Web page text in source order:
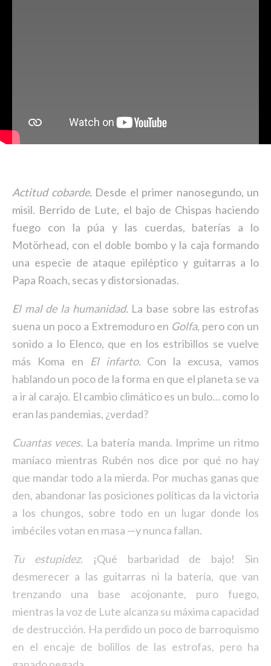
Actitud cobarde. Desde el primer nanosegundo, un
misil. Berrido de Lute, el bajo de Chispas haciendo
fuego con la púa y las cuerdas, baterías a lo
Motörhead, con el doble bombo y la caja formando
una especie de ataque epiléptico y guitarras a lo
Papa Roach, secas y distorsionadas.
El mal de la humanidad. La base sobre las estrofas
suena un poco a Extremoduro en Golfa, pero con un
sonido a lo Elenco, que en los estribillos se vuelve
más Koma en
El infarto. Con la excusa, vamos
hablando un poco de la forma en que el planeta se va
a ir al carajo. El cambio climático es un bulo… como lo
eran las pandemias, ¿verdad?
Cuantas veces. La batería manda. Imprime un ritmo
maníaco mientras Rubén nos dice por qué no hay
que mandar todo a la mierda. Por muchas ganas que
den, abandonar las posiciones políticas da la victoria
a los chungos, sobre todo en un lugar donde los
imbéciles votan en masa —y nunca fallan.
Tu estupidez.
¡Qué barbaridad de bajo! Sin
desmerecer a las guitarras ni la batería, que van
trenzando una base acojonante, puro fuego,
mientras la voz de Lute alcanza su máxima capacidad
de destrucción. Ha perdido un poco de barroquismo
en el encaje de bolillos de las estrofas, pero ha